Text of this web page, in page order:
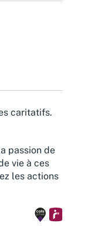
caritatifs.
passion de
vie à ces
les actions